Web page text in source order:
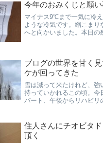
今年のおみくじと願
マイナス9℃まで一気に冷
ような冷気です。縮こまり
へと向かいました。本日の
と。この時期の弔事だから
ブログの世界を甘く
ケが回ってきた
雪は減って来たけれど、強
持っていかれるこの頃。今
パート、午後からリハビリ
のですが、２月は大雪のせ
に来られなかった患者さん
住人さんにチオビタ
頂く